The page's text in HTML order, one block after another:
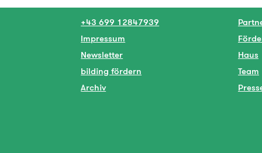
+43 699 12847939
Impressum
Newsletter
bilding fördern
Archiv
Haus
Team